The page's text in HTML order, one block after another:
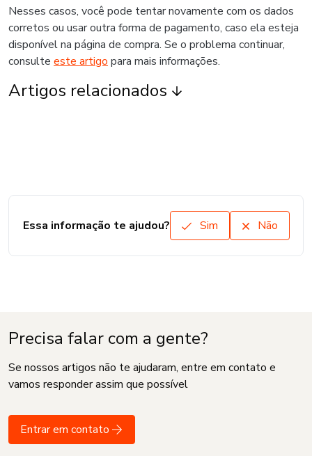
Nesses casos, você pode tentar novamente com os dados
corretos ou usar outra forma de pagamento, caso ela esteja
disponível na página de compra. Se o problema continuar,
consulte este artigo para mais informações.
Artigos relacionados
Essa informação te ajudou? Sim Não
Precisa falar com a gente?
Se nossos artigos não te ajudaram, entre em contato e
vamos responder assim que possível
Entrar em contato